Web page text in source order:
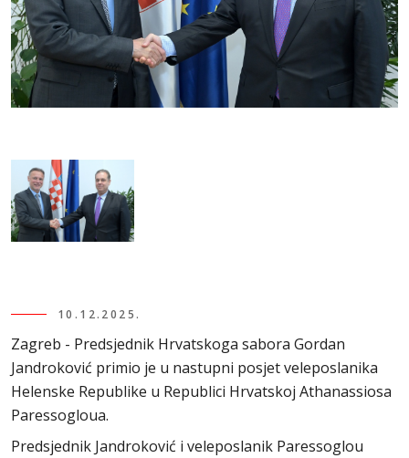
10.12.2025.
Zagreb - Predsjednik Hrvatskoga sabora Gordan
Jandroković primio je u nastupni posjet veleposlanika
Helenske Republike u Republici Hrvatskoj Athanassiosa
Paressogloua.
Predsjednik Jandroković i veleposlanik Paressoglou